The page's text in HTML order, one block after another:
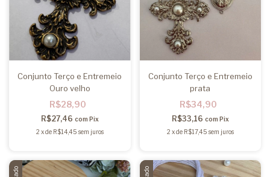
Conjunto Terço e Entremeio
Ouro velho
R$28,90
R$27,46 com Pix
2 xde R$14,45 sem juros
Conjunto Terço e Entremeio
prata
R$34,90
R$33,16 com Pix
2 xde R$17,45 sem juros